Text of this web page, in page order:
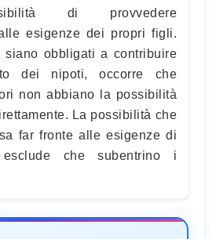
di provvedere
esigenze dei propri figli.
obbligati a contribuire
dei nipoti, occorre che
non abbiano la possibilità
La possibilità che
far fronte alle esigenze di
esclude che subentrino i